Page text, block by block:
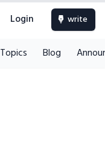
Login write
Topics Blog